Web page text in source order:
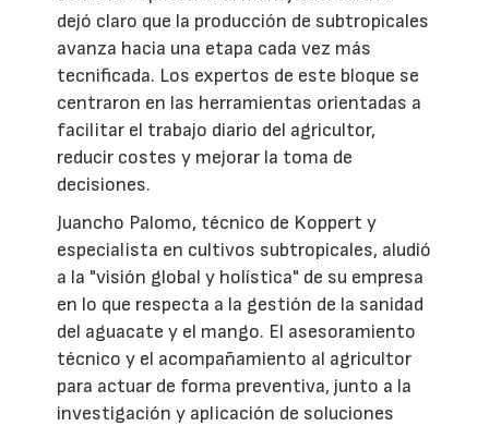
dejó claro que la producción de subtropicales
avanza hacia una etapa cada vez más
tecnificada. Los expertos de este bloque se
centraron en las herramientas orientadas a
facilitar el trabajo diario del agricultor,
reducir costes y mejorar la toma de
decisiones.
Juancho Palomo, técnico de Koppert y
especialista en cultivos subtropicales, aludió
a la "visión global y holística" de su empresa
en lo que respecta a la gestión de la sanidad
del aguacate y el mango. El asesoramiento
técnico y el acompañamiento al agricultor
para actuar de forma preventiva, junto a la
investigación y aplicación de soluciones